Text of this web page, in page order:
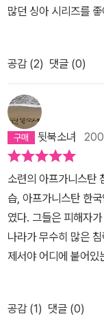
많던 싱아 시리즈를
읽어나가게 되었다.
로 다가오다가후반에
경들,주인공과 등장인
부터 끝까지 인과관계
론한 통속적인 표현을
심으로 빠져버리고 말
적배경에 대해 이야기
를 통해 들어왔던 심
인도적이고 비세계적
의를 기울이게 되는
리고 이해.내가 나를
약도....관촌수필의 '나
만우리네의 역사적
의 소심하고 나약한
공감 (2) 댓글 (0)
뒷북소녀
소련의 아프가니스탄
습, 아프가니스탄 한
였다. 그들은 피해자
나라가 무수히 많은
제서야 어디에 붙어있
며, 소련이 무너진 이
라다. 수도 카불(한비
공감 (1) 댓글 (0)